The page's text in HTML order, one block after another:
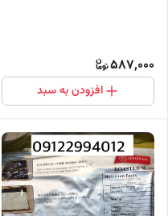
587,000
افزودن به سبد